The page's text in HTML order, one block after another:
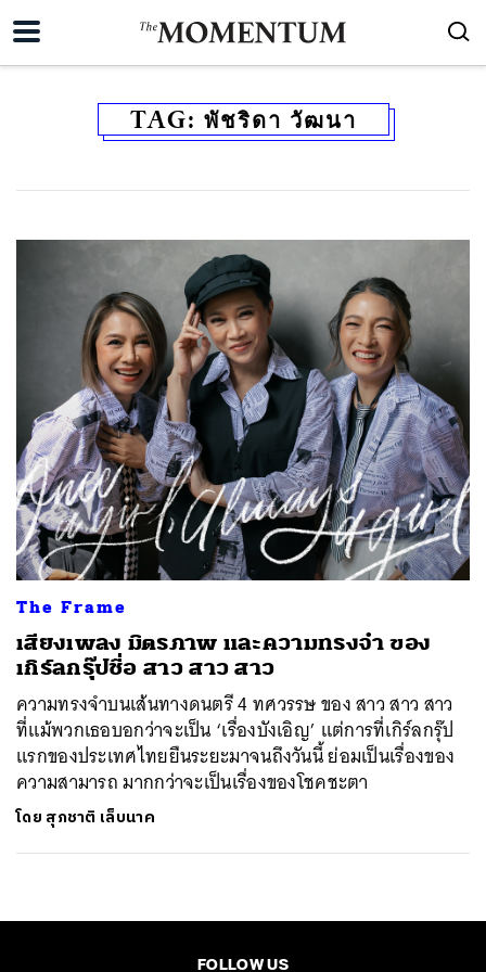
TAG: พัชริดา วัฒนา
The Frame
เสียงเพลง มิตรภาพ และความทรงจำ ของ
เกิร์ลกรุ๊ปชื่อ สาว สาว สาว
ความทรงจำบนเส้นทางดนตรี 4 ทศวรรษ ของ สาว สาว สาว
ที่แม้พวกเธอบอกว่าจะเป็น ‘เรื่องบังเอิญ’ แต่การที่เกิร์ลกรุ๊ป
แรกของประเทศไทยยืนระยะมาจนถึงวันนี้ ย่อมเป็นเรื่องของ
ความสามารถ มากกว่าจะเป็นเรื่องของโชคชะตา
โดย สุภชาติ เล็บนาค
FOLLOW US
ค้นหา
SHARE TWEET LINE EMAIL